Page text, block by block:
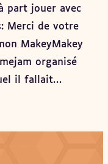
part jouer avec
Merci de votre
MakeyMakey
organisé
il fallait…